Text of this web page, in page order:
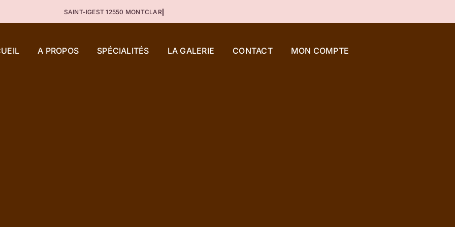
A PROPOS SPÉCIALITÉS LA GALERIE CONTACT MON COMPTE